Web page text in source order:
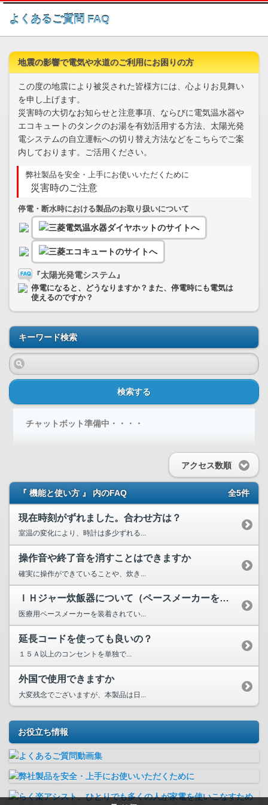
このページの本文へ
よくあるご質問 FAQ
地震の影響で電気や水道のご利用にお困りの方
この度の地震により被災された皆様方には、心よりお見舞い
を申し上げます。
災害時の大切なお知らせと注意事項、ならびに電気温水器や
エコキュートのタンクのお湯を有効活用する方法、太陽光発
電システムの自立運転への切り替え方法などをこちらでご案
内しております。ご活用ください。
弊社製品を安全・上手にお使いいただくために
災害時のご注意
停電・断水時における製品のお取り扱いについて
『太陽光発電システム』
停電になると、どうなりますか？また、停電時にも電気は
使えるのですか？
キーワード検索
検索する
チャットボット準備中・・・・
アクセス数順
『 機能と使い方 』 内のFAQ 全5件
現在時刻がずれました。合わせ方は？
室温の変化により、時計は多少ずれる...
操作音や終了音を消すことはできますか
確実に操作ができていることや、炊き...
ＩＨジャー炊飯器について（ペースメーカーを装着していますが...
医療用ペースメーカーを装着されてい...
延長コードを使っても良いの？
１５Ａ以上のコンセントを単独で...
外国で使用できますか
大変残念でございますが、本製品は日...
お役立ち情報